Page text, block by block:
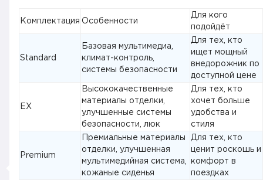
Комплектация Особенности
Для кого
подойдёт
Standard
Базовая мультимедиа,
климат-контроль,
системы безопасности
Для тех, кто
ищет мощный
внедорожник по
доступной цене
EX
Высококачественные
материалы отделки,
улучшенные системы
безопасности, люк
Для тех, кто
хочет больше
удобства и
стиля
Premium
Премиальные материалы
отделки, улучшенная
мультимедийная система,
кожаные сиденья
Для тех, кто
ценит роскошь и
комфорт в
поездках